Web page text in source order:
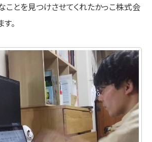
ことを見つけさせてくれたかっこ株式会
。